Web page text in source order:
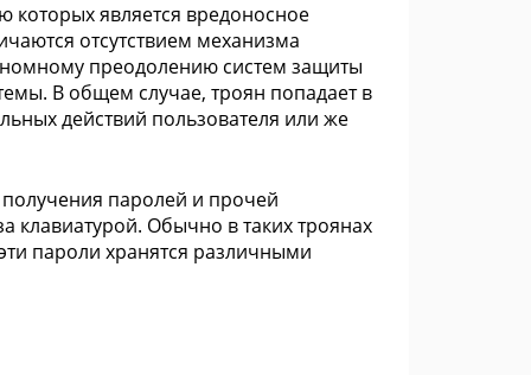
является вредоносное
отсутствием механизма
преодолению систем защиты
В общем случае, троян попадает в
действий пользователя или же
паролей и прочей
Обычно в таких троянах
пароли хранятся различными